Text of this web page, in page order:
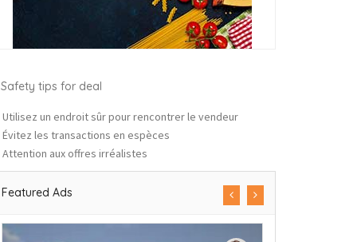
Safety tips for deal
Utilisez un endroit sûr pour rencontrer le vendeur
Évitez les transactions en espèces
Attention aux offres irréalistes
Featured Ads